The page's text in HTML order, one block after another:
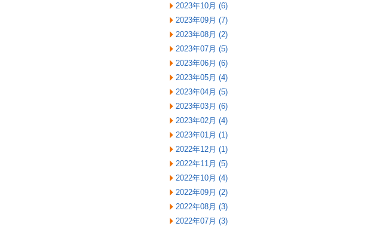
2023年10月 (6)
2023年09月 (7)
2023年08月 (2)
2023年07月 (5)
2023年06月 (6)
2023年05月 (4)
2023年04月 (5)
2023年03月 (6)
2023年02月 (4)
2023年01月 (1)
2022年12月 (1)
2022年11月 (5)
2022年10月 (4)
2022年09月 (2)
2022年08月 (3)
2022年07月 (3)